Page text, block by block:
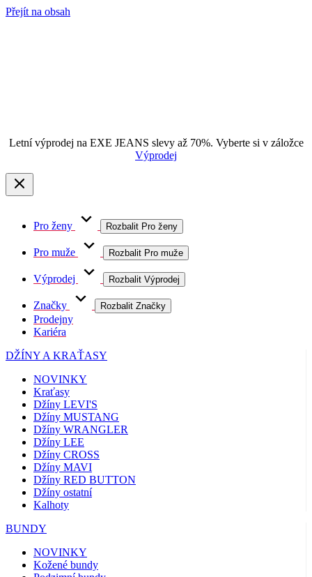
Přejít na obsah
Letní výprodej na EXE JEANS slevy až 70%. Vyberte si v záložce
Výprodej
Pro ženy Rozbalit Pro ženy
Pro muže Rozbalit Pro muže
Výprodej Rozbalit Výprodej
Značky Rozbalit Značky
Prodejny
Kariéra
DŽÍNY A KRAŤASY
NOVINKY
Kraťasy
Džíny LEVI'S
Džíny MUSTANG
Džíny WRANGLER
Džíny LEE
Džíny CROSS
Džíny MAVI
Džíny RED BUTTON
Džíny ostatní
Kalhoty
BUNDY
NOVINKY
Kožené bundy